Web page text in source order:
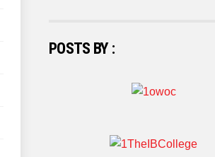
POSTS BY :
Sortownia „TWÓJ